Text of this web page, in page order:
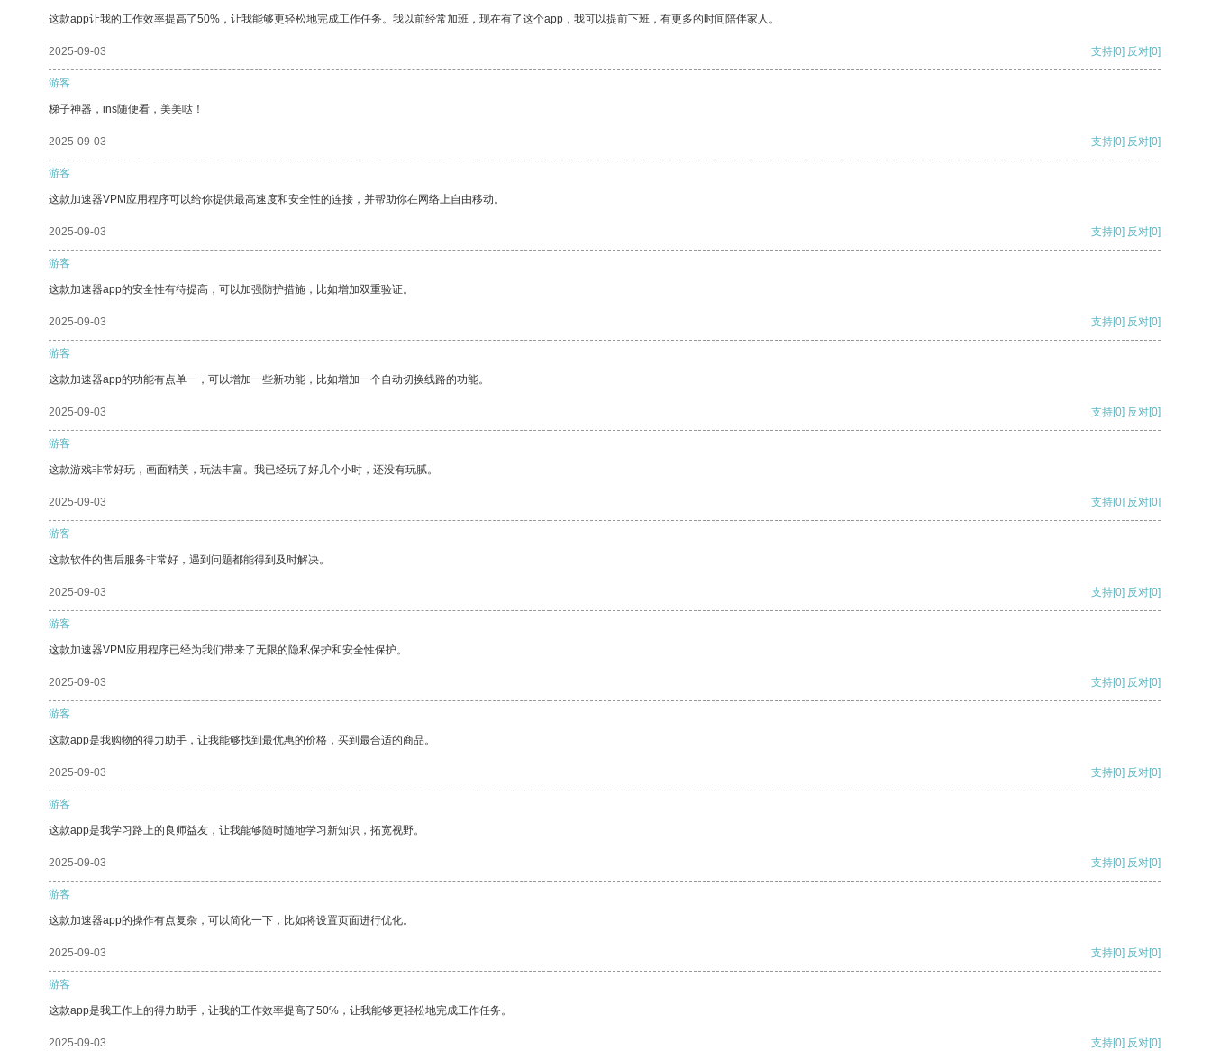
这款app让我的工作效率提高了50%，让我能够更轻松地完成工作任务。我以前经常加班，现在有了这个app，我可以提前下班，有更多的时间陪伴家人。
2025-09-03 支持[0] 反对[0]
游客
梯子神器，ins随便看，美美哒！
2025-09-03 支持[0] 反对[0]
游客
这款加速器VPM应用程序可以给你提供最高速度和安全性的连接，并帮助你在网络上自由移动。
2025-09-03 支持[0] 反对[0]
游客
这款加速器app的安全性有待提高，可以加强防护措施，比如增加双重验证。
2025-09-03 支持[0] 反对[0]
游客
这款加速器app的功能有点单一，可以增加一些新功能，比如增加一个自动切换线路的功能。
2025-09-03 支持[0] 反对[0]
游客
这款游戏非常好玩，画面精美，玩法丰富。我已经玩了好几个小时，还没有玩腻。
2025-09-03 支持[0] 反对[0]
游客
这款软件的售后服务非常好，遇到问题都能得到及时解决。
2025-09-03 支持[0] 反对[0]
游客
这款加速器VPM应用程序已经为我们带来了无限的隐私保护和安全性保护。
2025-09-03 支持[0] 反对[0]
游客
这款app是我购物的得力助手，让我能够找到最优惠的价格，买到最合适的商品。
2025-09-03 支持[0] 反对[0]
游客
这款app是我学习路上的良师益友，让我能够随时随地学习新知识，拓宽视野。
2025-09-03 支持[0] 反对[0]
游客
这款加速器app的操作有点复杂，可以简化一下，比如将设置页面进行优化。
2025-09-03 支持[0] 反对[0]
游客
这款app是我工作上的得力助手，让我的工作效率提高了50%，让我能够更轻松地完成工作任务。
2025-09-03 支持[0] 反对[0]